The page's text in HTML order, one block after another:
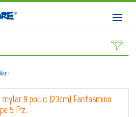
HOME
CATALOGO
CHI SIAMO
BALLOON ART
Vari
9 pollici (23cm) Fantasmino
5 Pz.